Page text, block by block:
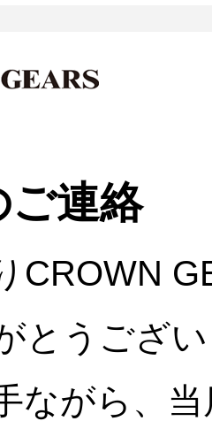
ご連絡
CROWN
とうござ
ながら、